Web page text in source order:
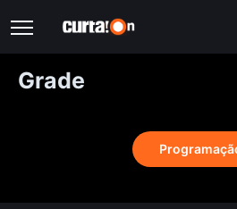
Grade